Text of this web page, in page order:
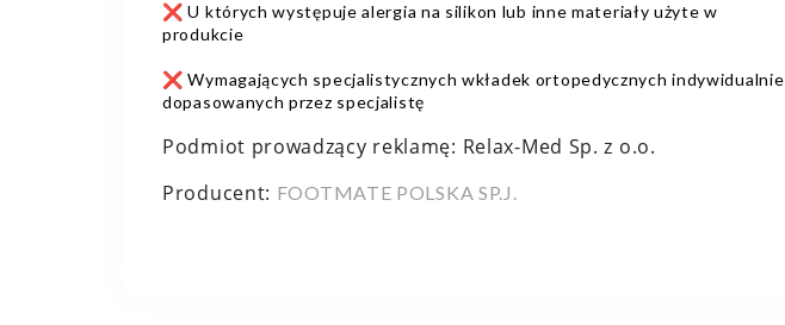
❌ U których występuje alergia na silikon lub inne materiały użyte w
produkcie
❌ Wymagających specjalistycznych wkładek ortopedycznych indywidualnie
dopasowanych przez specjalistę
Podmiot prowadzący reklamę: Relax-Med Sp. z o.o.
Producent: FOOTMATE POLSKA SP.J.